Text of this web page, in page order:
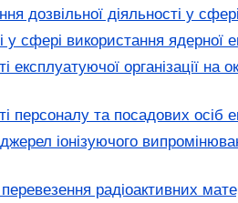
дозвільної діяльності у
у сфері використання ядерної
експлуатуючої організації
персоналу та посадових осіб
іонізуючого
радіоактивних